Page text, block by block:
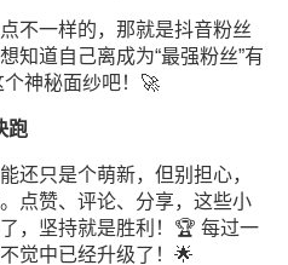
不一样的，那就是抖音粉丝
知道自己离成为“最强粉丝”有
神秘面纱吧！🚀
跑
还只是个萌新，但别担心，
点赞、评论、分享，这些小
，坚持就是胜利！🏆 每过一
觉中已经升级了！🌟